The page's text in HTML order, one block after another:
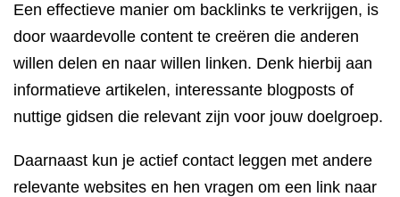
Een effectieve manier om backlinks te verkrijgen, is
door waardevolle content te creëren die anderen
willen delen en naar willen linken. Denk hierbij aan
informatieve artikelen, interessante blogposts of
nuttige gidsen die relevant zijn voor jouw doelgroep.
Daarnaast kun je actief contact leggen met andere
relevante websites en hen vragen om een link naar